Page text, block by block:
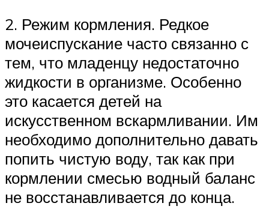
2. Режим кормления. Редкое
мочеиспускание часто связанно с
тем, что младенцу недостаточно
жидкости в организме. Особенно
это касается детей на
искусственном вскармливании. Им
необходимо дополнительно давать
попить чистую воду, так как при
кормлении смесью водный баланс
не восстанавливается до конца.